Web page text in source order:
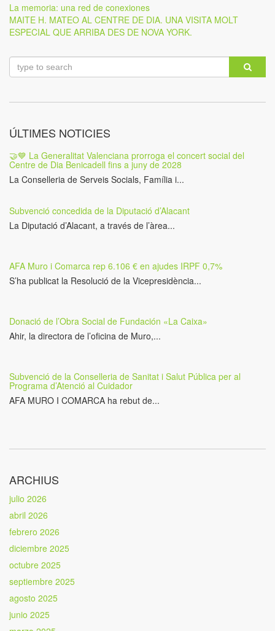
Navegación
de
entradas
Previous
Post
La memoria: una red de conexiones
Next
Post
MAITE H. MATEO AL CENTRE DE DIA. UNA VISITA MOLT
ESPECIAL QUE ARRIBA DES DE NOVA YORK.
ÚLTIMES NOTICIES
🤝💙 La Generalitat Valenciana prorroga el concert social del
Centre de Dia Benicadell fins a juny de 2028
La Conselleria de Serveis Socials, Família i...
Subvenció concedida de la Diputació d’Alacant
La Diputació d’Alacant, a través de l’àrea...
AFA Muro i Comarca rep 6.106 € en ajudes IRPF 0,7%
S’ha publicat la Resolució de la Vicepresidència...
Donació de l’Obra Social de Fundación «La Caixa»
Ahir, la directora de l’oficina de Muro,...
Subvenció de la Conselleria de Sanitat i Salut Pública per al
Programa d’Atenció al Cuidador
AFA MURO I COMARCA ha rebut de...
ARCHIUS
julio 2026
abril 2026
febrero 2026
diciembre 2025
octubre 2025
septiembre 2025
agosto 2025
junio 2025